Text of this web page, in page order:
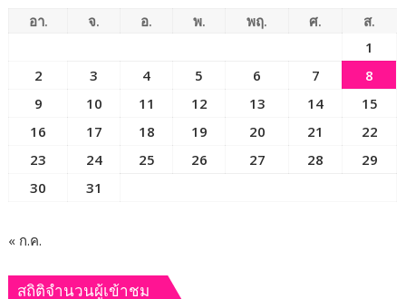
ทรัพย์
กว่า
อา. จ. อ. พ. พฤ. ศ.
ส.
1
2
3 4 5 6 7
8
9
10 11 12 13 14
15
16
17 18 19 20 21
22
23
24 25 26 27 28
29
30
31
« ก.ค.
สถิติจำนวนผู้เข้าชม